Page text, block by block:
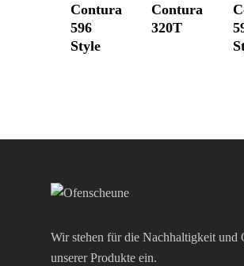
Contura
596
Style
Contura
320T
Wir stehen für die Nachhaltigkeit und
unserer Produkte ein.